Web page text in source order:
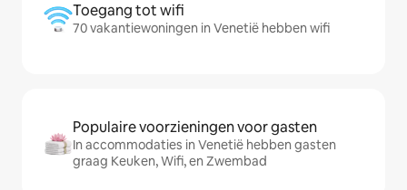
Toegang tot wifi
70 vakantiewoningen in Venetië hebben wifi
Populaire voorzieningen voor gasten
In accommodaties in Venetië hebben gasten
graag Keuken, Wifi, en Zwembad